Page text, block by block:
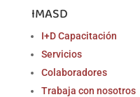
IMASD
I+D Capacitación
Servicios
Colaboradores
Trabaja con nosotros